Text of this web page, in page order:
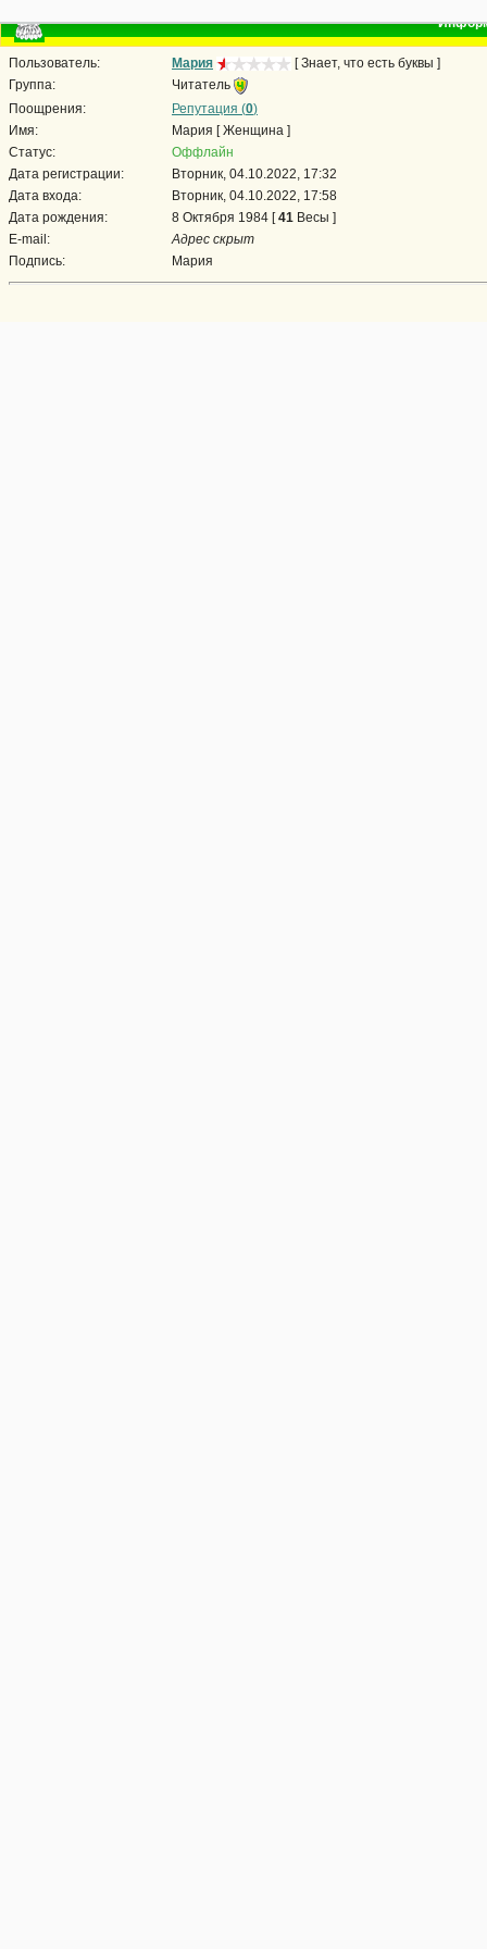
Пользователь: Мария
[ Знает, что есть буквы ]
Группа:
Читатель
Поощрения:
Репутация (0)
Имя:
Мария [ Женщина ]
Статус:
Оффлайн
Дата регистрации:
Вторник, 04.10.2022, 17:32
Дата входа:
Вторник, 04.10.2022, 17:58
Дата рождения:
8 Октября 1984 [41 Весы ]
E-mail:
Адрес скрыт
Подпись:
Мария